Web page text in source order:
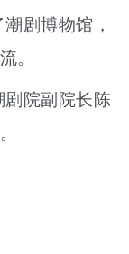
剧博物馆，
。
院副院长陈